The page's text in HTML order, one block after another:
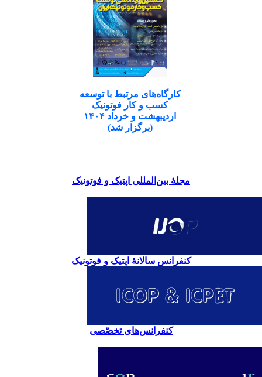
کارگاه‌های مرتبط با توسعه
کسب و کار فوتونیک
اردیبهشت و خرداد ۱۴۰۴
(برگزار شد)
مجلۀ بین‌المللی اپتیک و فوتونیک
کنفرانس سالانۀ اپتیک و فوتونیک
کنفرانس‌های تخصّصی